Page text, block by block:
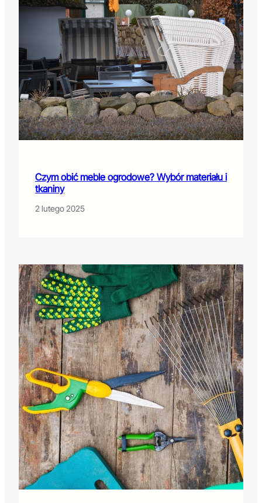
Czym obić meble ogrodowe? Wybór materiału i
tkaniny
2 lutego 2025